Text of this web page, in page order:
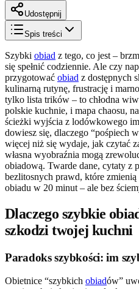
Udostępnij
Spis treści
Szybki obiad z tego, co jest –
się spełnić codziennie. Ale czy
przygotować obiad z dostępnych
kulinarną rutynę, frustrację i
tylko lista trików – to chłodna
polskie kuchnie, i mapa chaosu,
ścieżki wyjścia z lodówkowego
dowiesz się, dlaczego “pośpiech
więcej niż się wydaje, jak czytać
własna wyobraźnia mogą
obiadową. Twarde dane, cytaty z
bezlitosnych prawd, które
obiadu w 20 minut – ale bez
Dlaczego szybkie
szkodzi twojej kuchni
Paradoks szybkości: im
Obietnice “szybkich obiadów”